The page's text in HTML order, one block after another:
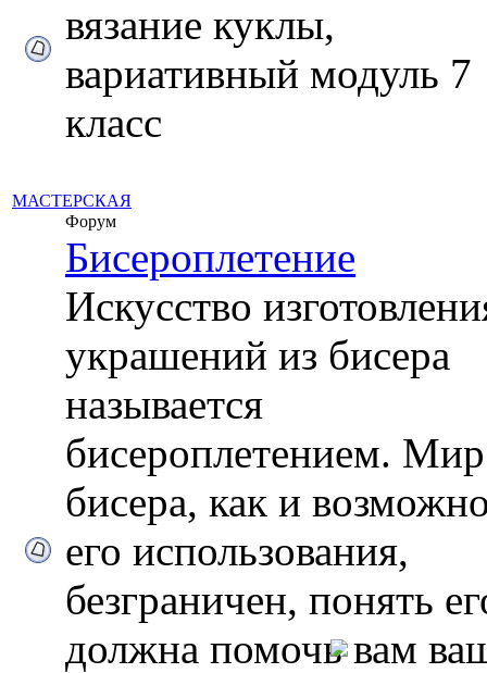
вязание куклы,
вариативный модуль 7
класс
МАСТЕРСКАЯ
Форум
Бисероплетение
Искусство
украшений из бисера
называется
бисероплетением. Мир
бисера, как и
его использования,
безграничен, понять
должна помочь вам